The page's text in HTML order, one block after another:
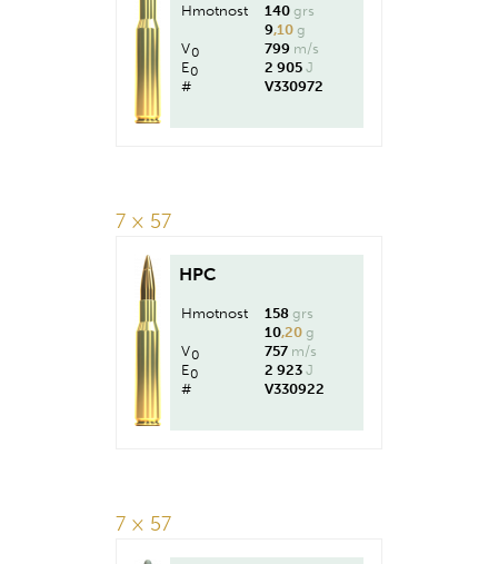
Hmotnost 140 grs
9,10 g
V0 799 m/s
E0 2 905 J
#
V330972
7 × 57
HPC
Hmotnost 158 grs
10,20 g
V0 757 m/s
E0 2 923 J
#
V330922
7 × 57